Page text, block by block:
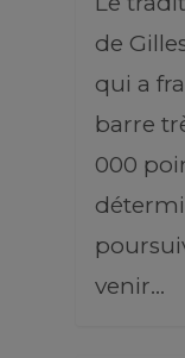
de
qui a
barre
000
venir…